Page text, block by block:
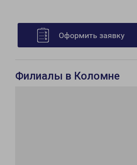
Оформить заявку
Филиалы в Коломне